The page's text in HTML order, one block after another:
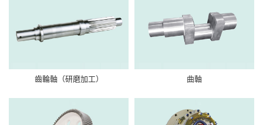
齒輪軸（研磨加工） 曲軸